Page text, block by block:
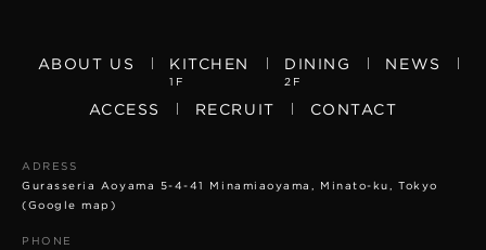
ABOUT US KITCHEN
1F
DINING
2F
NEWS
ACCESS RECRUIT CONTACT
ADRESS
Gurasseria Aoyama 5-4-41 Minamiaoyama, Minato-ku, Tokyo
(Google map)
PHONE